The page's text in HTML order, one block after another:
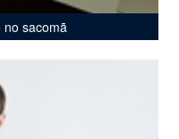
no sacomã